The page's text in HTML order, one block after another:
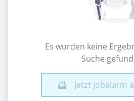
Es wurden keine
Suche
Jetzt Jobalarm